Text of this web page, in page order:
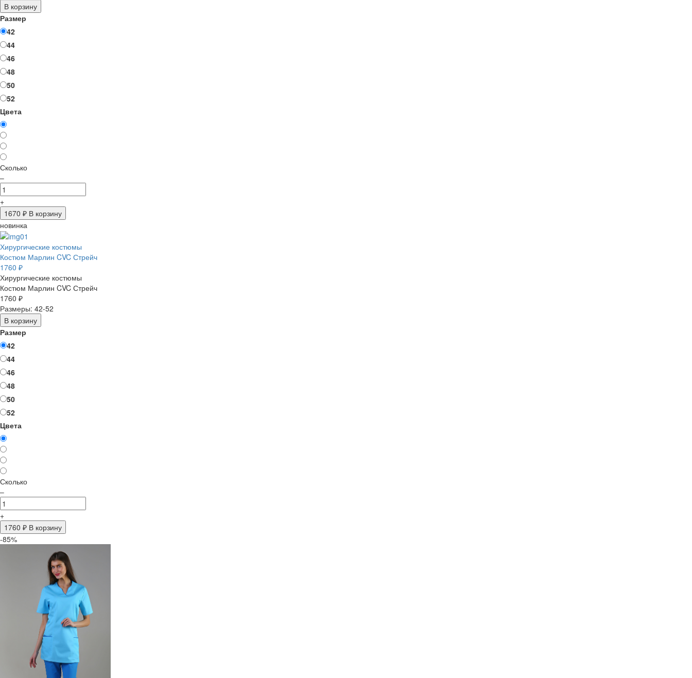
В корзину
Размер
42
44
46
48
50
52
Цвета
Сколько
–
+
1670 ₽ В корзину
новинка
Хирургические костюмы
Костюм Марлин CVC Стрейч
1760 ₽
Хирургические костюмы
Костюм Марлин CVC Стрейч
1760 ₽
Размеры: 42-52
В корзину
Размер
42
44
46
48
50
52
Цвета
Сколько
–
+
1760 ₽ В корзину
-85%